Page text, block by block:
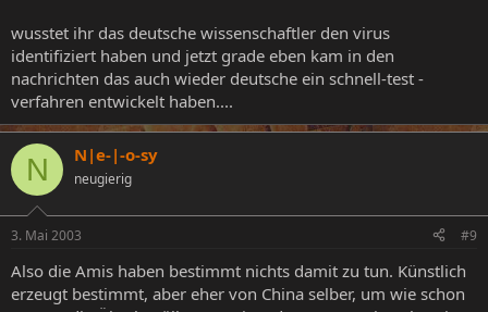
wusstet ihr das deutsche wissenschaftler den virus
identifiziert haben und jetzt grade eben kam in den
nachrichten das auch wieder deutsche ein schnell-test -
verfahren entwickelt haben....
N N|e-|-o-sy
neugierig
3. Mai 2003 #9
Also die Amis haben bestimmt nichts damit zu tun. Künstlich
erzeugt bestimmt, aber eher von China selber, um wie schon